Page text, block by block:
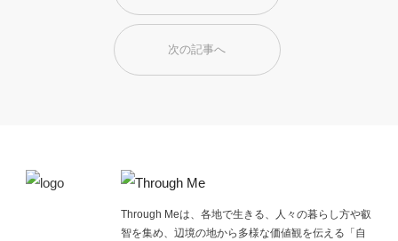
次の記事へ
Through Meは、各地で生きる、人々の暮らし方や叡
智を集め、辺境の地から多様な価値観を伝える「自